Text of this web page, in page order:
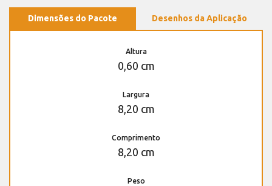
Dimensões do Pacote Desenhos da Aplicação
Altura
0,60 cm
Largura
8,20 cm
Comprimento
8,20 cm
Peso